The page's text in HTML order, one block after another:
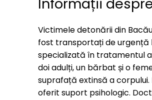
Informații
Victimele detonării din
fost transportați de urgență
specializată în tratamentul
doi adulți, un bărbat și o
suprafață extinsă a
oferit suport psihologic.